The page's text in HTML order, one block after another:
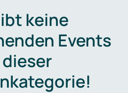
keine
Events